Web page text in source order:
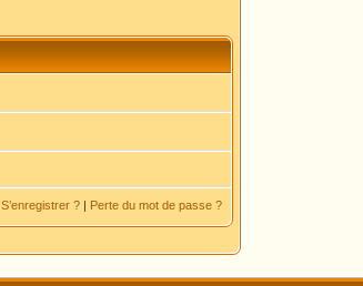
S’enregistrer ? | Perte du mot de passe ?